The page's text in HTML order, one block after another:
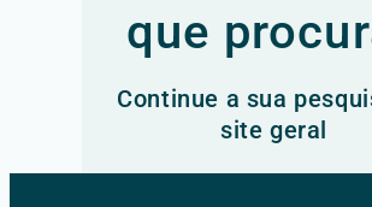
que
Continue a sua
site geral